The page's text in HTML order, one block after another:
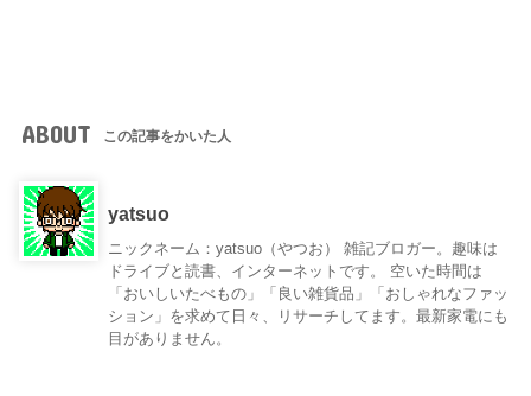
ABOUT この記事をかいた人
yatsuo
ニックネーム：yatsuo（やつお） 雑記ブロガー。趣味は
ドライブと読書、インターネットです。 空いた時間は
「おいしいたべもの」「良い雑貨品」「おしゃれなファッ
ション」を求めて日々、リサーチしてます。最新家電にも
目がありません。